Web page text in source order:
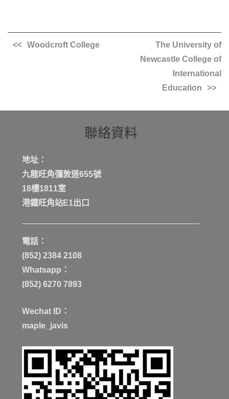
Woodcroft College
The University of
Newcastle College of
International
Education
聯絡資料
地址：
九龍旺角彌敦道655號
18樓1811室
港鐡旺角站E1出口
電話：
(852) 2384 2108
Whatsapp：
(852) 6270 7893
Wechat ID：
maple_javis